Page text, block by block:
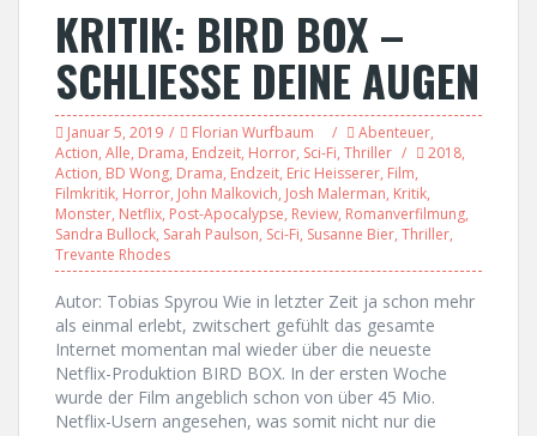
KRITIK: BIRD BOX –
SCHLIESSE DEINE AUGEN
Januar 5, 2019 Florian Wurfbaum Abenteuer,
Action, Alle, Drama, Endzeit, Horror, Sci-Fi, Thriller 2018,
Action, BD Wong, Drama, Endzeit, Eric Heisserer, Film,
Filmkritik, Horror, John Malkovich, Josh Malerman, Kritik,
Monster, Netflix, Post-Apocalypse, Review, Romanverfilmung,
Sandra Bullock, Sarah Paulson, Sci-Fi, Susanne Bier, Thriller,
Trevante Rhodes
Autor: Tobias Spyrou Wie in letzter Zeit ja schon mehr
als einmal erlebt, zwitschert gefühlt das gesamte
Internet momentan mal wieder über die neueste
Netflix-Produktion BIRD BOX. In der ersten Woche
wurde der Film angeblich schon von über 45 Mio.
Netflix-Usern angesehen, was somit nicht nur die